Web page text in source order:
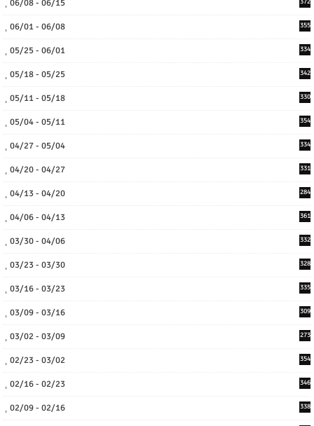
06/08 - 06/15
06/01 - 06/08 355
05/25 - 06/01 334
05/18 - 05/25 342
05/11 - 05/18 330
05/04 - 05/11 354
04/27 - 05/04 334
04/20 - 04/27 331
04/13 - 04/20 284
04/06 - 04/13 361
03/30 - 04/06 332
03/23 - 03/30 328
03/16 - 03/23 335
03/09 - 03/16 309
03/02 - 03/09 273
02/23 - 03/02 354
02/16 - 02/23 346
02/09 - 02/16 338